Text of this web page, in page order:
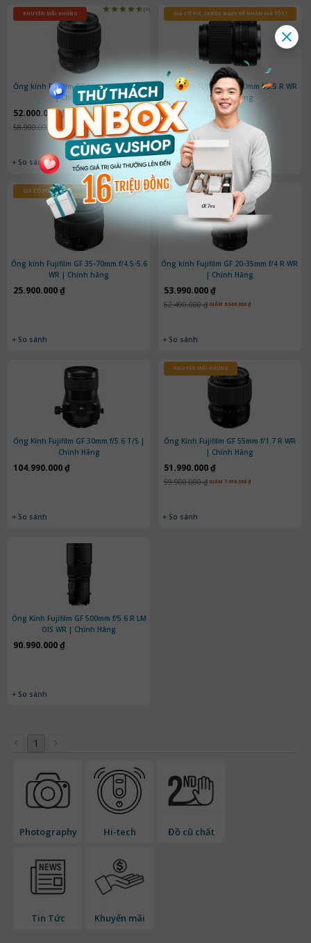
(3)
Ống kính Fujifilm GF 80mm f/1.7 R WR
| Chính hãng
52.000.000 ₫
58.900.000 ₫ GIẢM 6.900.000 ₫
+ So sánh
KHUYẾN MÃI KHỦNG
Ống kính FUJIFILM GF 30mm f/3.5 R WR
| Chính Hãng
38.500.000 ₫
43.990.000 ₫ GIẢM 5.490.000 ₫
+ So sánh
GIÁ CÓ FIX, INBOX NGAY ĐỂ NHẬN GIÁ TỐT !
Ống kính Fujifilm GF 35-70mm f/4.5-5.6
WR | Chính hãng
25.900.000 ₫
+ So sánh
GIÁ CÓ FIX,INBOX NGAY ĐỂ NHẬN GIÁ TỐT !
Ống kính Fujifilm GF 20-35mm f/4 R WR
| Chính Hãng
53.990.000 ₫
62.490.000 ₫ GIẢM 8.500.000 ₫
+ So sánh
KHUYẾN MÃI KHỦNG
Ống Kính Fujifilm GF 30mm f/5.6 T/S |
Chính Hãng
104.990.000 ₫
+ So sánh
Ống Kính Fujifilm GF 55mm f/1.7 R WR
| Chính Hãng
51.990.000 ₫
59.900.000 ₫ GIẢM 7.910.000 ₫
+ So sánh
KHUYẾN MÃI KHỦNG
Ống Kính Fujifilm GF 500mm f/5.6 R LM
OIS WR | Chính Hãng
90.990.000 ₫
+ So sánh
1
Photography Hi-tech Đồ cũ chất
Tin Tức Khuyến mãi